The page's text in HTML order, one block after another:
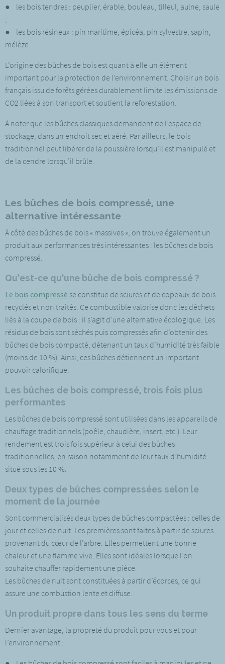
● les bois tendres : peuplier, érable, bouleau, tilleul, aulne, saule
;
● les bois résineux : pin maritime, épicéa, pin sylvestre, sapin,
mélèze.
L’origine des bûches de bois est quant à elle un élément
important pour la protection de l’environnement. Choisir un bois
français issu de forêts gérées durablement limite les émissions de
CO2 liées à son transport et soutient la reforestation.
À noter que les bûches classiques demandent de l’espace de
stockage, dans un endroit sec et aéré. Par ailleurs, le bois
traditionnel peut libérer de la poussière lorsqu’il est manipulé et
de la cendre lorsqu’il brûle.
Les bûches de bois compressé, une
alternative intéressante
À côté des bûches de bois « massives », on trouve également un
produit aux performances très intéressantes : les bûches de bois
compressé.
Qu’est-ce qu’une bûche de bois compressé ?
Le bois compressé se constitue de sciures et de copeaux de bois
recyclés et non traités. Ce combustible valorise donc les déchets
liés à la coupe de bois : il s’agit d’une alternative écologique. Les
résidus de bois sont séchés puis compressés afin d’obtenir des
bûches de bois compacté, détenant un taux d’humidité très faible
(moins de 10 %). Ainsi, ces bûches détiennent un important
pouvoir calorifique.
Les bûches de bois compressé, trois fois plus
performantes
Les bûches de bois compressé sont utilisées dans les appareils de
chauffage traditionnels (poêle, chaudière, insert, etc.). Leur
rendement est trois fois supérieur à celui des bûches
traditionnelles, en raison notamment de leur taux d’humidité
situé sous les 10 %.
Deux types de bûches compressées selon le
moment de la journée
Sont commercialisés deux types de bûches compactées : celles de
jour et celles de nuit. Les premières sont faites à partir de sciures
provenant du cœur de l’arbre. Elles permettent une bonne
chaleur et une flamme vive. Elles sont idéales lorsque l’on
souhaite chauffer rapidement une pièce.
Les bûches de nuit sont constituées à partir d’écorces, ce qui
assure une combustion lente et diffuse.
Un produit propre dans tous les sens du terme
Dernier avantage, la propreté du produit pour vous et pour
l’environnement :